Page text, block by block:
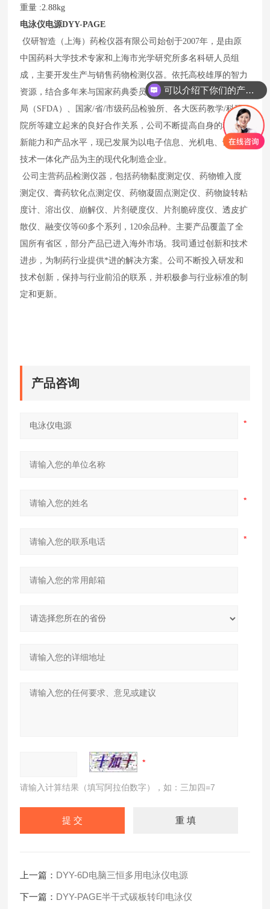
重量 :2.88kg
电泳仪电源DYY-PAGE
仪研智造（上海）药检仪器有限公司始创于2007年，是由原
中国药科大学技术专家和上海市光学研究所多名科研人员组
成，主要开发生产与销售药物检测仪器。依托高校雄厚的智力
资源，结合多年来与国家药典委员会、国家食品*品监督管理
局（SFDA）、国家/省/市级药品检验所、各大医药教学/科研
院所等建立起来的良好合作关系，公司不断提高自身的科技创
新能力和产品水平，现已发展为以电子信息、光机电、计算机
技术一体化产品为主的现代化制造企业。
公司主营药品检测仪器，包括药物黏度测定仪、药物锥入度
测定仪、膏药软化点测定仪、药物凝固点测定仪、药物旋转粘
度计、溶出仪、崩解仪、片剂硬度仪、片剂脆碎度仪、透皮扩
散仪、融变仪等60多个系列，120余品种。主要产品覆盖了全
国所有省区，部分产品已进入海外市场。我司通过创新和技术
进步，为制药行业提供*进的解决方案。公司不断投入研发和
技术创新，保持与行业前沿的联系，并积极参与行业标准的制
定和更新。
产品咨询
请输入计算结果（填写阿拉伯数字），如：三加四=7
上一篇： DYY-6D电脑三恒多用电泳仪电源
下一篇： DYY-PAGE半干式碳板转印电泳仪
可以介绍下你们的产品么